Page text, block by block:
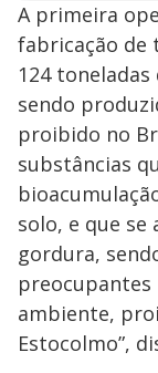
A primeira
fabricação de
124
sendo
proibido no
substâncias
solo, e que se
gordura,
preocupantes
ambiente,
Estocolmo”,